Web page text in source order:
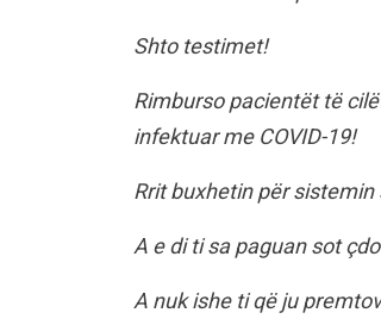
Shto testimet!
Rimburso pacientët të
infektuar me COVID-19!
Rrit buxhetin për
A e di ti sa paguan sot
A nuk ishe ti që ju